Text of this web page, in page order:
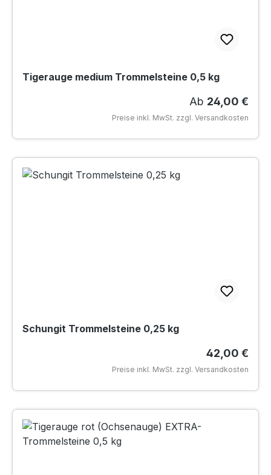
Tigerauge medium Trommelsteine 0,5 kg
Regulärer
Ab 24,00 €
Preise inkl. MwSt. zzgl. Versandkosten
Schungit Trommelsteine 0,25 kg
Regulärer
42,00 €
Preise inkl. MwSt. zzgl. Versandkosten